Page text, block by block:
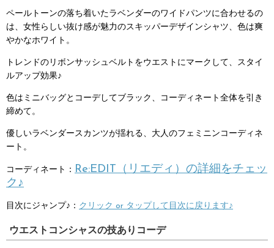
ペールトーンの落ち着いたラベンダーのワイドパンツに合わせるの
は、女性らしい抜け感が魅力のスキッパーデザインシャツ、色は爽
やかなホワイト。
トレンドのリボンサッシュベルトをウエストにマークして、スタイ
ルアップ効果♪
色はミニバッグとコーデしてブラック、コーディネート全体を引き
締めて。
優しいラベンダースカンツが揺れる、大人のフェミニンコーディネ
ート。
コーディネート： Re:EDIT（リエディ）の詳細をチェッ
ク♪
目次にジャンプ♪： クリック or タップして目次に戻ります♪
ウエストコンシャスの技ありコーデ